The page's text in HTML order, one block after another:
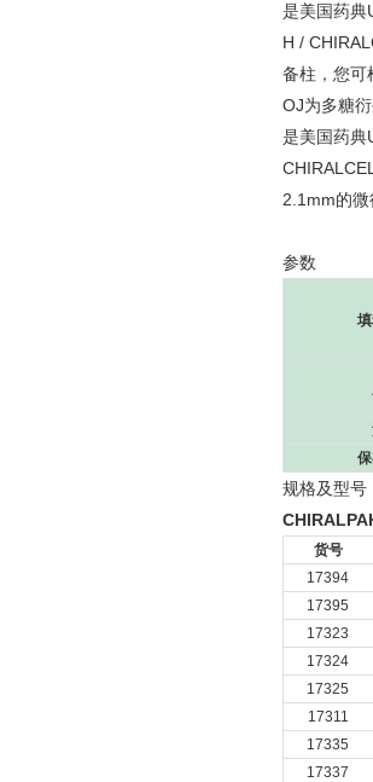
是美国药典
H /
备柱，您可
OJ为多糖
是美国药典
2.1mm的
参数
规格及型号
货号
17394
17395
17323
17324
17325
17311
17335
17337